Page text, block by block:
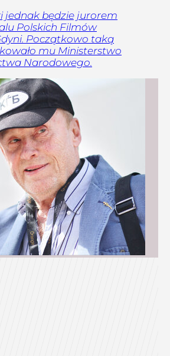
jednak będzie jurorem
Polskich Filmów
Początkowo taką
mu Ministerstwo
Narodowego.